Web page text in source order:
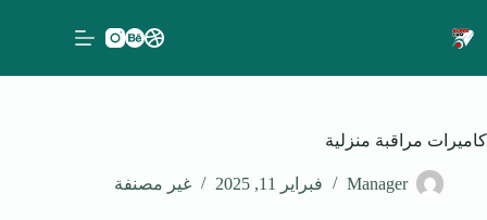
إلى
المحتوى
كاميرات مراقبة منزلية
Manager فبراير 11, 2025 غير مصنفة